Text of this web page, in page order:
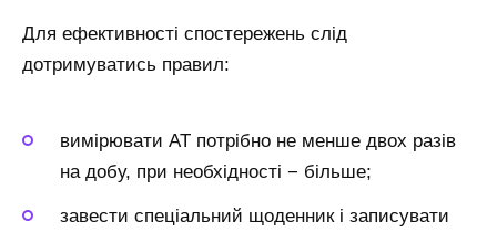
Для ефективності спостережень слід
дотримуватись правил:
вимірювати АТ потрібно не менше двох разів
на добу, при необхідності − більше;
завести спеціальний щоденник і записувати